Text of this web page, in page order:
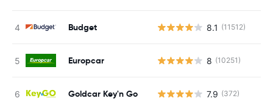
Budget 8.1 (11512)
Europcar 8 (10251)
Goldcar Key'n Go 7.9 (372)